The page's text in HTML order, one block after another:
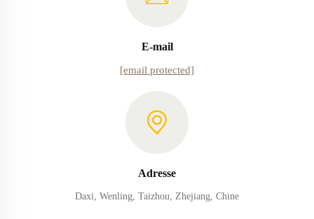
E-mail
[email protected]
Adresse
Daxi, Wenling, Taizhou, Zhejiang, Chine